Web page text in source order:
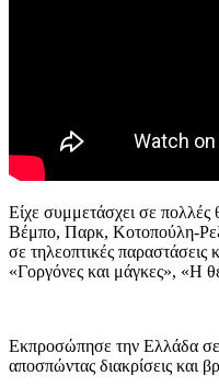
Είχε συμμετάσχει σε πολλές
Βέμπο, Παρκ, Κοτοπούλη-Ρεξ
σε τηλεοπτικές παραστάσεις
«Γοργόνες και μάγκες», «Η
Εκπροσώπησε την Ελλάδα
αποσπώντας διακρίσεις και